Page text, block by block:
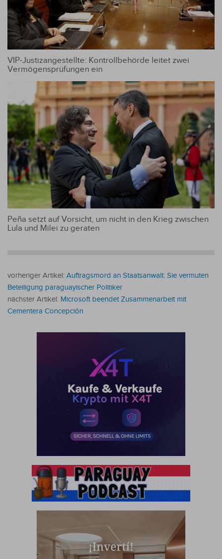
VIP-Justizangestellte: Kontrollbehörde leitet zwei
Vermögensprüfungen ein
Peña setzt auf Vorsicht, um nicht in den Krieg zwischen
Lula und Milei zu geraten
vorheriger Artikel: Auftragsmord an Staatsanwalt: Sie vermuten
Beteiligung paraguayischer Politiker
nächster Artikel: Microsoft beendet Zusammenarbeit mit
Cementera Concepción